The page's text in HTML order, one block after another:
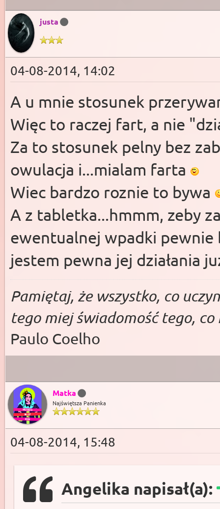
justa
04-08-2014, 14:02
A u mnie stosunek
Więc to raczej fart, a nie
Za to stosunek pelny bez
owulacja i...mialam farta
Wiec bardzo roznie to bywa
A z tabletka...hmmm, zeby
ewentualnej wpadki pewnie
jestem pewna jej działania
Pa­miętaj, że wszys­tko, co
tego miej świado­mość te­go, co
Paulo Coelho
Matka
Najświętsza Panienka
04-08-2014, 15:48
Angelika napisał(a):